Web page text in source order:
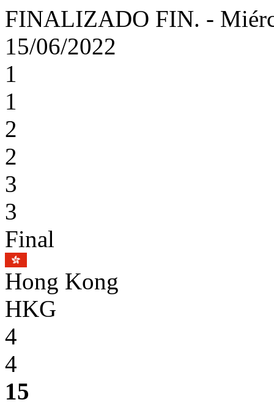
FINALIZADO FIN. -
15/06/2022
1
1
2
2
3
3
Final
Hong Kong
HKG
4
4
15